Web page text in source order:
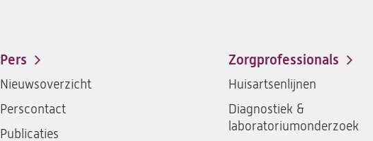
Pers
Nieuwsoverzicht
Perscontact
Publicaties
Zorgprofessionals
Huisartsenlijnen
Diagnostiek &
laboratoriumonderzoek